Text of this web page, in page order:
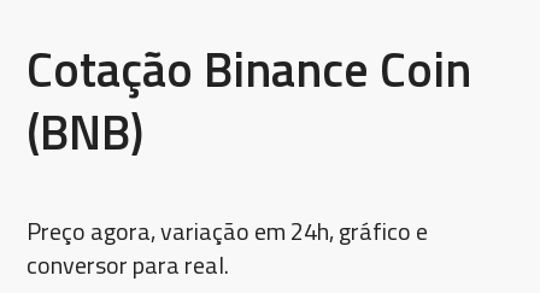
Cotação Binance Coin
(BNB)
Preço agora, variação em 24h, gráfico e
conversor para real.